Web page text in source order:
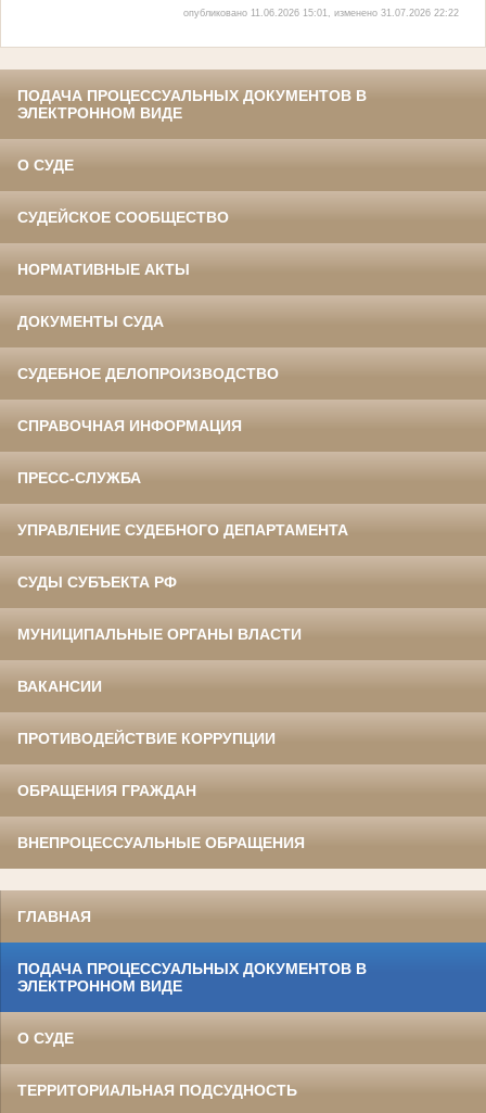
опубликовано 11.06.2026 15:01, изменено 31.07.2026 22:22
ПОДАЧА ПРОЦЕССУАЛЬНЫХ ДОКУМЕНТОВ В
ЭЛЕКТРОННОМ ВИДЕ
О СУДЕ
СУДЕЙСКОЕ СООБЩЕСТВО
НОРМАТИВНЫЕ АКТЫ
ДОКУМЕНТЫ СУДА
СУДЕБНОЕ ДЕЛОПРОИЗВОДСТВО
СПРАВОЧНАЯ ИНФОРМАЦИЯ
ПРЕСС-СЛУЖБА
УПРАВЛЕНИЕ СУДЕБНОГО ДЕПАРТАМЕНТА
СУДЫ СУБЪЕКТА РФ
МУНИЦИПАЛЬНЫЕ ОРГАНЫ ВЛАСТИ
ВАКАНСИИ
ПРОТИВОДЕЙСТВИЕ КОРРУПЦИИ
ОБРАЩЕНИЯ ГРАЖДАН
ВНЕПРОЦЕССУАЛЬНЫЕ ОБРАЩЕНИЯ
ГЛАВНАЯ
ПОДАЧА ПРОЦЕССУАЛЬНЫХ ДОКУМЕНТОВ В
ЭЛЕКТРОННОМ ВИДЕ
О СУДЕ
ТЕРРИТОРИАЛЬНАЯ ПОДСУДНОСТЬ